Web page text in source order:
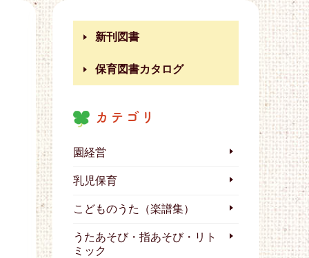
新刊図書
保育図書カタログ
カテゴリ
園経営
乳児保育
こどものうた（楽譜集）
うたあそび・指あそび・リト
ミック